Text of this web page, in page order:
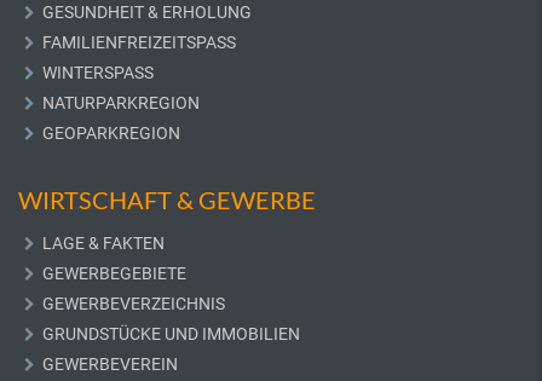
GESUNDHEIT & ERHOLUNG
FAMILIENFREIZEITSPASS
WINTERSPASS
NATURPARKREGION
GEOPARKREGION
WIRTSCHAFT & GEWERBE
LAGE & FAKTEN
GEWERBEGEBIETE
GEWERBEVERZEICHNIS
GRUNDSTÜCKE UND IMMOBILIEN
GEWERBEVEREIN